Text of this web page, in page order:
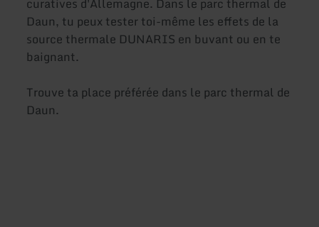
Daun, tu peux tester toi-même les effets de la
source thermale DUNARIS en buvant ou en te
baignant.
Trouve ta place préférée dans le parc thermal de
Daun.